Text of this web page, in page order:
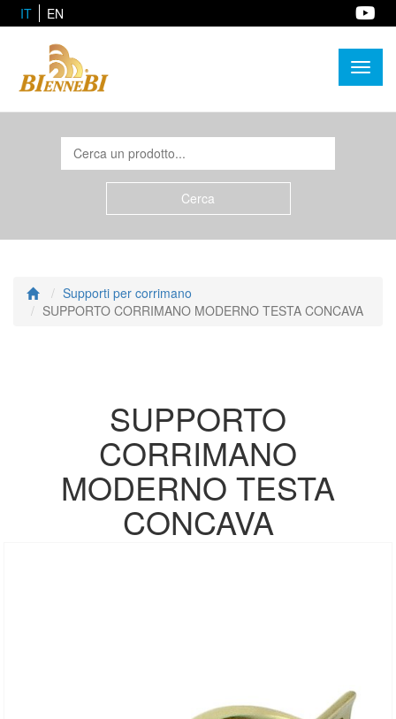
IT EN
Supporti per corrimano
SUPPORTO CORRIMANO MODERNO TESTA CONCAVA
SUPPORTO
CORRIMANO
MODERNO TESTA
CONCAVA